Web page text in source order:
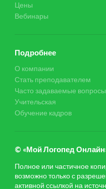
Цены
Вебинары
Подробнее
О компании
Стать преподавателем
Часто задаваемые вопросы
Учительская
Обучение кадров
© «Мой Логопед
Полное или частичное
возможно только с
активной ссылкой на